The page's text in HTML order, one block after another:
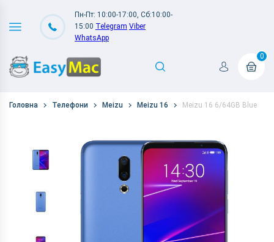
Пн-Пт: 10:00-17:00, Сб:10:00-
15:00 Telegram Viber
WhatsApp
0
Головна Телефони Meizu Meizu 16 Meizu 16 6/64GB Blue